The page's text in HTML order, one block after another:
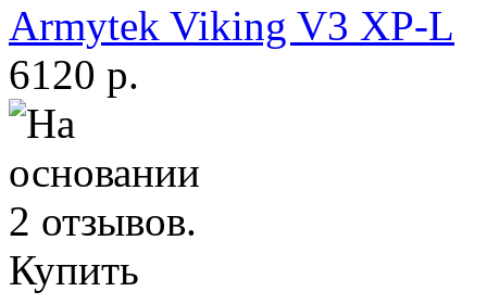
Armytek Viking V3 XP-L
6120 р.
Купить